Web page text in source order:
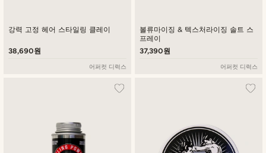
강력 고정 헤어 스타일링 클레이
38,690원
어퍼컷 디럭스
볼류마이징 & 텍스처라이징 솔트 스
프레이
37,390원
어퍼컷 디럭스